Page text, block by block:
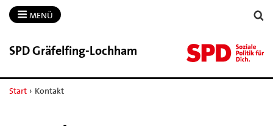
MENÜ
SPD Gräfelfing-​Lochham
Start › Kontakt